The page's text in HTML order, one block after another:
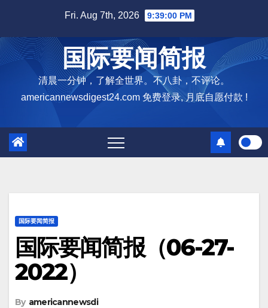
content
Fri. Aug 7th, 2026 9:39:01 PM
国际要闻简报
清晨一分钟，了解全世界。不八卦，不评论。
americannewsdigest24.com 免费登录, 月底自愿付款 !
国际要闻简报
国际要闻简报（06-27-
2022）
By americannewsdi